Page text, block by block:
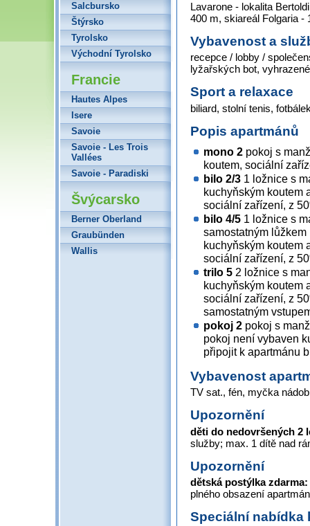
Lavarone - lokalita
400 m, skiareál Folgaria -
Vybavenost a
recepce / lobby /
lyžařských bot,
Sport a relaxace
biliard, stolní tenis,
Popis apartmánů
mono 2 pokoj s
koutem, sociální
bilo 2/3 1 ložnice s
kuchyňským koutem
sociální zařízení, z
bilo 4/5 1 ložnice s
samostatným
kuchyňským koutem
sociální zařízení, z
trilo 5 2 ložnice s
kuchyňským koutem
sociální zařízení, z
samostatným
pokoj 2 pokoj s
pokoj není vybaven
připojit k apartmánu
Vybavenost
TV sat., fén, myčka
Upozornění
děti do nedovršených 2
služby; max. 1 dítě nad
Upozornění
dětská postýlka zdarma:
plného obsazení
Speciální nabídka
Salcbursko
Štýrsko
Tyrolsko
Východní Tyrolsko
Francie
Hautes Alpes
Isere
Savoie
Savoie - Les Trois
Vallées
Savoie - Paradiski
Švýcarsko
Berner Oberland
Graubünden
Wallis